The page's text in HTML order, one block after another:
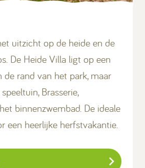
uitzicht op de heide en de
De Heide Villa ligt op een
de rand van het park, maar
Brasserie,
binnenzwembad. De ideale
een heerlijke herfstvakantie.